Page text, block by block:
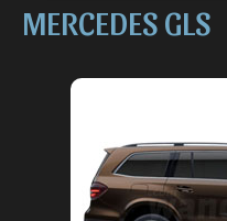
MERCEDES GLS